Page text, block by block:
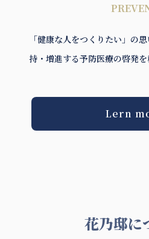
「健康な人をつくりたい」の
持・増進する予防医療の啓発を
Lern
花乃邸に